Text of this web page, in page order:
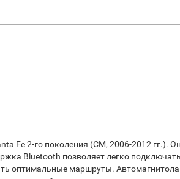
Fe 2-го поколения (CM, 2006-2012
Bluetooth позволяет легко
оптимальные маршруты.